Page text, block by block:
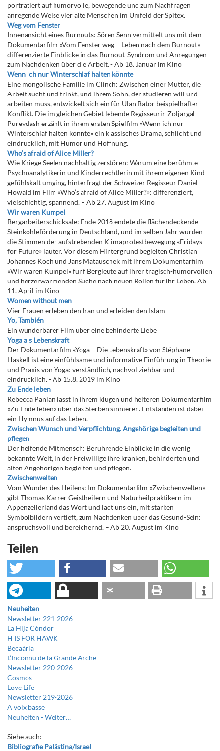
porträtiert auf humorvolle, bewegende und zum Nachfragen
anregende Weise vier alte Menschen im Umfeld der Spitex.
Weg vom Fenster
Innenansicht eines Burnouts: Sören Senn vermittelt uns mit dem
Dokumentarfilm «Vom Fenster weg – Leben nach dem Burnout»
differenzierte Einblicke in das Burnout-Syndrom und Anregungen
zum Nachdenken über die Arbeit. - Ab 18. Januar im Kino
Wenn ich nur Winterschlaf halten könnte
Eine mongolische Familie im Clinch: Zwischen einer Mutter, die
Arbeit sucht und trinkt, und ihrem Sohn, der studieren will und
arbeiten muss, entwickelt sich ein für Ulan Bator beispielhafter
Konflikt. Die im gleichen Gebiet lebende Regisseurin Zoljargal
Purevdash erzählt in ihrem ersten Spielfilm «Wenn ich nur
Winterschlaf halten könnte» ein klassisches Drama, schlicht und
eindrücklich, mit Humor und Hoffnung.
Who’s afraid of Alice Miller?
Wie Kriege Seelen nachhaltig zerstören: Warum eine berühmte
Psychoanalytikerin und Kinderrechtlerin mit ihrem eigenen Kind
gefühlskalt umging, hinterfragt der Schweizer Regisseur Daniel
Howald im Film «Who’s afraid of Alice Miller?»: differenziert,
vielschichtig, spannend. – Ab 27. August im Kino
Wir waren Kumpel
Bergarbeiterschicksale: Ende 2018 endete die flächendeckende
Steinkohleförderung in Deutschland, und im selben Jahr wurden
die Stimmen der aufstrebenden Klimaprotestbewegung «Fridays
for Future» lauter. Vor diesem Hintergrund begleiten Christian
Johannes Koch und Jans Matauschek mit ihrem Dokumentarfilm
«Wir waren Kumpel» fünf Bergleute auf ihrer tragisch-humorvollen
und herzerwärmenden Suche nach neuen Rollen für ihr Leben. Ab
11. April im Kino
Women without men
Vier Frauen erleben den Iran und erleiden den Islam
Yo, También
Ein wunderbarer Film über eine behinderte Liebe
Yoga als Lebenskraft
Der Dokumentarfilm «Yoga – Die Lebenskraft» von Stéphane
Haskell ist eine einfühlsame und informative Einführung in Theorie
und Praxis von Yoga: verständlich, nachvollziehbar und
eindrücklich. - Ab 15.8. 2019 im Kino
Zu Ende leben
Rebecca Panian lässt in ihrem klugen und heiteren Dokumentarfilm
«Zu Ende leben» über das Sterben sinnieren. Entstanden ist dabei
ein Hymnus auf das Leben.
Zwischen Wunsch und Verpflichtung. Angehörige begleiten und
pflegen
Der helfende Mitmensch: Berührende Einblicke in die wenig
bekannte Welt, in der Freiwillige ihre kranken, behinderten und
alten Angehörigen begleiten und pflegen.
Zwischenwelten
Vom Wunder des Heilens: Im Dokumentarfilm «Zwischenwelten»
gibt Thomas Karrer Geistheilern und Naturheilpraktikern im
Appenzellerland das Wort und lädt uns ein, mit starken
Symbolbildern vertieft, zum Nachdenken über das Gesund-Sein:
anspruchsvoll und bereichernd. – Ab 20. August im Kino
Teilen
Neuheiten
Newsletter 221-2026
La Hija Cóndor
H IS FOR HAWK
Becaària
L’Inconnu de la Grande Arche
Newsletter 220-2026
Cosmos
Love Life
Newsletter 219-2026
A voix basse
Neuheiten -Weiter…
Siehe auch:
Bibliografie Palästina/Israel